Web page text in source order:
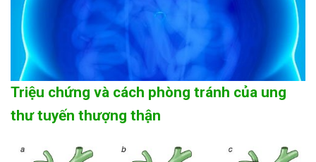
Triệu chứng và cách phòng tránh của ung
thư tuyến thượng thận